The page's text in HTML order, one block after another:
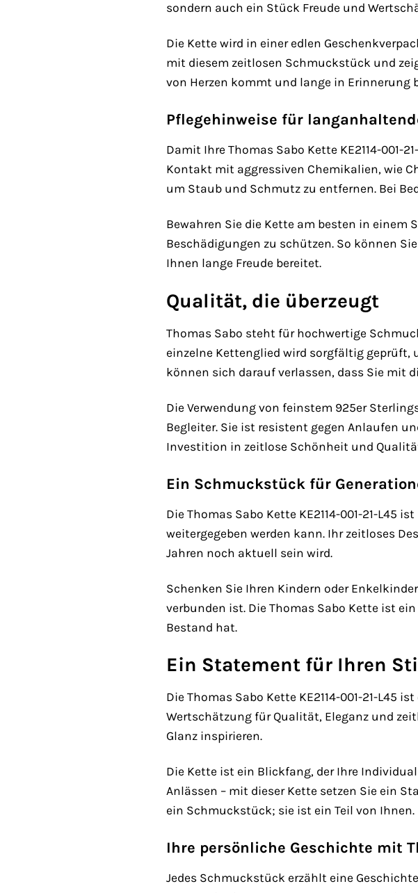
sondern auch ein Stück Freude und
Die Kette wird in einer edlen
mit diesem zeitlosen Schmuckstück und
von Herzen kommt und lange in Erinnerung
Pflegehinweise für
Damit Ihre Thomas Sabo Kette KE2114-001-
Kontakt mit aggressiven Chemikalien, wie
um Staub und Schmutz zu entfernen. Bei
Bewahren Sie die Kette am besten in
Beschädigungen zu schützen. So können
Ihnen lange Freude bereitet.
Qualität, die überzeugt
Thomas Sabo steht für hochwertige
einzelne Kettenglied wird sorgfältig geprüft,
können sich darauf verlassen, dass Sie mit
Die Verwendung von feinstem 925er
Begleiter. Sie ist resistent gegen Anlaufen
Investition in zeitlose Schönheit und
Ein Schmuckstück für
Die Thomas Sabo Kette KE2114-001-21-
weitergegeben werden kann. Ihr zeitloses
Jahren noch aktuell sein wird.
Schenken Sie Ihren Kindern oder
verbunden ist. Die Thomas Sabo Kette ist
Bestand hat.
Ein Statement für Ihren
Die Thomas Sabo Kette KE2114-001-21-
Wertschätzung für Qualität, Eleganz und
Glanz inspirieren.
Die Kette ist ein Blickfang, der Ihre
Anlässen – mit dieser Kette setzen Sie ein
ein Schmuckstück; sie ist ein Teil von Ihnen.
Ihre persönliche Geschichte mit
Jedes Schmuckstück erzählt eine